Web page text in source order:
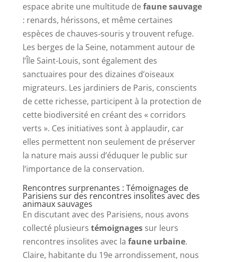
espace abrite une multitude defaune sauvage
: renards, hérissons, et même certaines
espèces de chauves-souris y trouvent refuge.
Les berges de la Seine, notamment autour de
l’Île Saint-Louis, sont également des
sanctuaires pour des dizaines d’oiseaux
migrateurs. Les jardiniers de Paris, conscients
de cette richesse, participent à la protection de
cette biodiversité en créant des « corridors
verts ». Ces initiatives sont à applaudir, car
elles permettent non seulement de préserver
la nature mais aussi d’éduquer le public sur
l’importance de la conservation.
Rencontres surprenantes : Témoignages de
Parisiens sur des rencontres insolites avec des
animaux sauvages
En discutant avec des Parisiens, nous avons
collecté plusieurs témoignagessur leurs
rencontres insolites avec la faune urbaine.
Claire, habitante du 19e arrondissement, nous